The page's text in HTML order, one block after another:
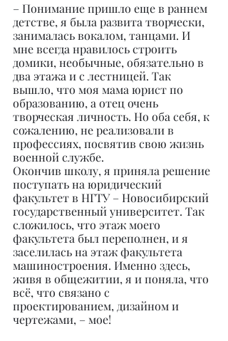
– Понимание пришло еще в раннем
детстве, я была развита творчески,
занималась вокалом, танцами. И
мне всегда нравилось строить
домики, необычные, обязательно в
два этажа и с лестницей. Так
вышло, что моя мама юрист по
образованию, а отец очень
творческая личность. Но оба себя, к
сожалению, не реализовали в
профессиях, посвятив свою жизнь
военной службе.
Окончив школу, я приняла решение
поступать на юридический
факультет в НГТУ – Новосибирский
государственный университет. Так
сложилось, что этаж моего
факультета был переполнен, и я
заселилась на этаж факультета
машиностроения. Именно здесь,
живя в общежитии, я и поняла, что
всё, что связано с
проектированием, дизайном и
чертежами, – мое!